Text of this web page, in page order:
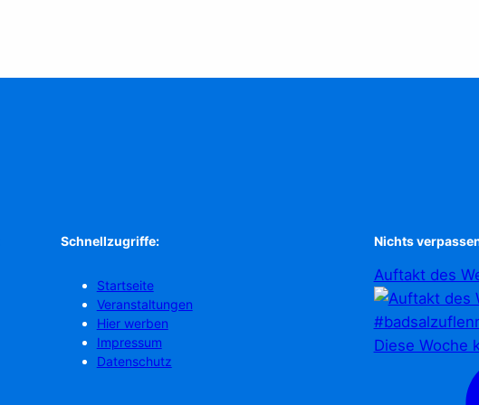
Schnellzugriffe:
Startseite
Veranstaltungen
Hier werben
Impressum
Datenschutz
Nichts
Auftakt des
Diese Woche